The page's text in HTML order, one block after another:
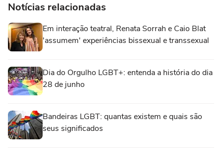
Notícias relacionadas
Em interação teatral, Renata Sorrah e Caio Blat
'assumem' experiências bissexual e transsexual
Dia do Orgulho LGBT+: entenda a história do dia
28 de junho
Bandeiras LGBT: quantas existem e quais são
seus significados